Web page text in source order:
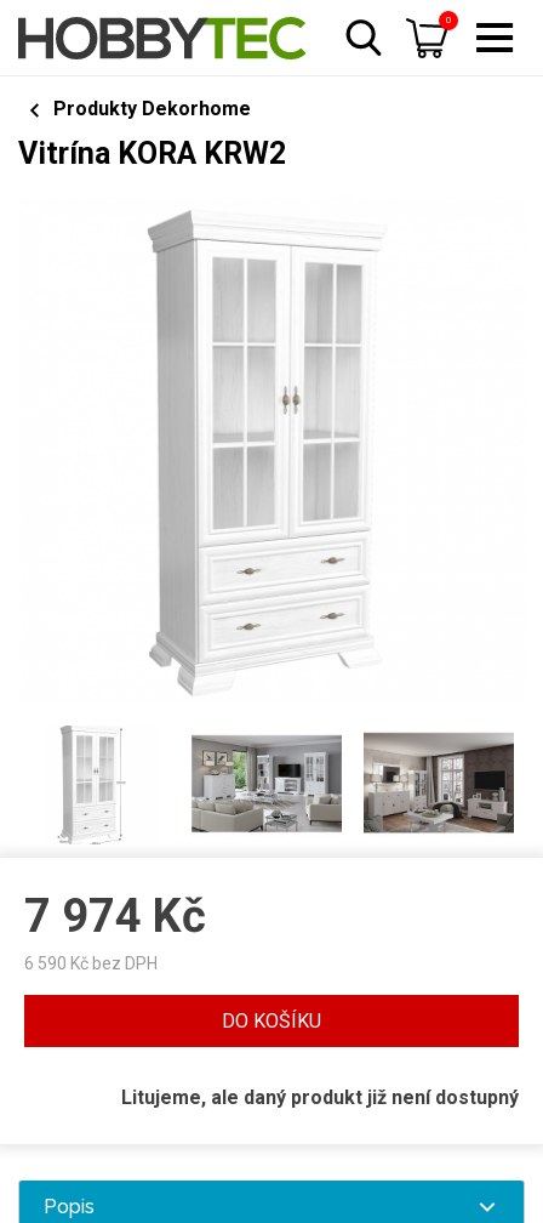
0
Produkty Dekorhome
Vitrína KORA KRW2
7 974 Kč
6 590 Kč bez DPH
DO KOŠÍKU
Litujeme, ale daný produkt již není dostupný
Popis